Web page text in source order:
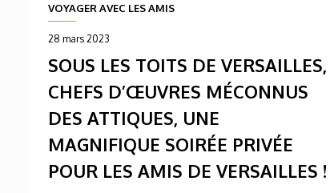
VOYAGER AVEC LES AMIS
28 mars 2023
SOUS LES TOITS DE VERSAILLES,
CHEFS D’ŒUVRES MÉCONNUS
DES ATTIQUES, UNE
MAGNIFIQUE SOIRÉE PRIVÉE
POUR LES AMIS DE VERSAILLES !